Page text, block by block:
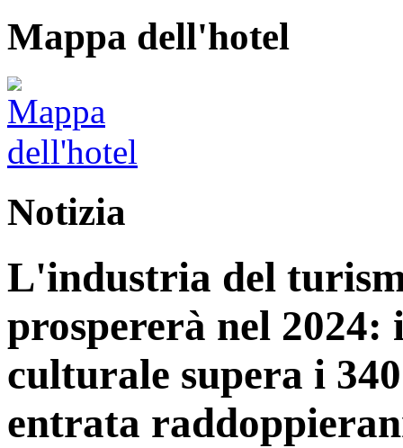
Mappa dell'hotel
Notizia
L'industria del
prospererà nel
culturale supera i
entrata